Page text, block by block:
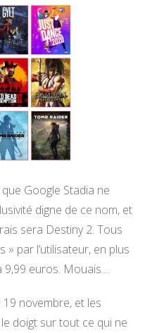
Google Stadia ne
digne de ce nom, et
sera Destiny 2. Tous
par l’utilisateur, en plus
9,99 euros. Mouais…
novembre, et les
doigt sur tout ce qui ne